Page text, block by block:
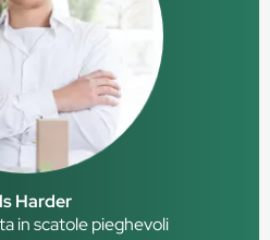
Harder
in scatole pieghevoli